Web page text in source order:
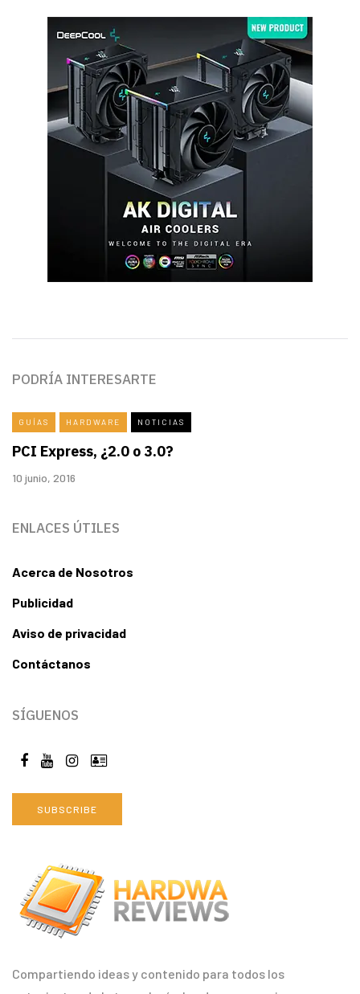
Compartiendo ideas y contenido para todos los
PODRÍA INTERESARTE
GUÍAS HARDWARE NOTICIAS
PCI Express, ¿2.0 o 3.0?
10 junio, 2016
ENLACES ÚTILES
Acerca de Nosotros
Publicidad
Aviso de privacidad
Contáctanos
SÍGUENOS
SUBSCRIBE